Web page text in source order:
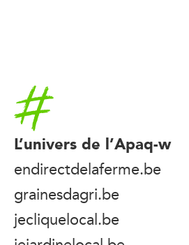
Accueil
L’univers de l’Apaq-w
endirectdelaferme.be
grainesdagri.be
jecliquelocal.be